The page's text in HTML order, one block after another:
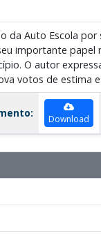
da Auto Escola por
importante papel
O autor
votos de estima
Download